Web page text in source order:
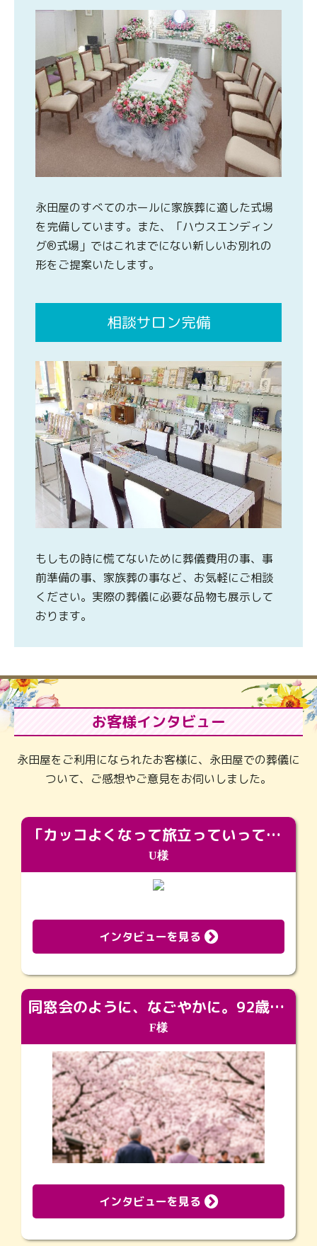
永田屋のすべてのホールに家族葬に適した式場
を完備しています。また、「ハウスエンディン
グ®式場」ではこれまでにない新しいお別れの
形をご提案いたします。
相談サロン完備
もしもの時に慌てないために葬儀費用の事、事
前準備の事、家族葬の事など、お気軽にご相談
ください。実際の葬儀に必要な品物も展示して
おります。
お客様インタビュー
永田屋をご利用になられたお客様に、永田屋での葬儀に
ついて、ご感想やご意見をお伺いしました。
「カッコよくなって旅立っていってくれました（笑）もっとカッコいいって言ってあげればよかったな」
U様
インタビューを見る
同窓会のように、なごやかに。92歳の旅立ちを彩った、再会と感謝の場
F様
インタビューを見る